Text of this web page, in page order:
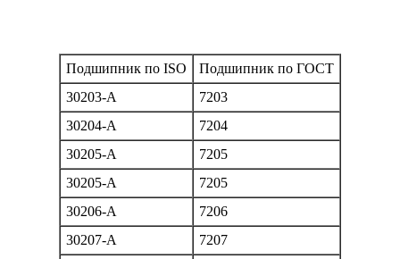
Подшипник по ISO
Подшипник по ГОСТ
30203-A
7203
30204-A
7204
30205-A
7205
30205-A
7205
30206-A
7206
30207-A
7207